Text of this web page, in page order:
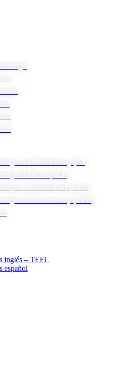
B1 Preliminary (B1)
B2 First (FCE)
C1 Advanced (CAE)
C2 Proficiency (CPE)
inglés – TEFL
español